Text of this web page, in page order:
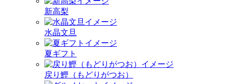
新高梨
水晶文旦
夏ギフト
戻り鰹（もどりがつお）